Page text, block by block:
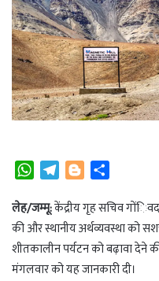
W
a
t
s
A
l
e
g
r
o
g
g
e
a
r
e
लेह/जम्मू:केंद्रीय गृह सचिव
की और स्थानीय अर्थव्यवस्था को
शीतकालीन पर्यटन को बढ़ावा देने
मंगलवार को यह जानकारी दी।